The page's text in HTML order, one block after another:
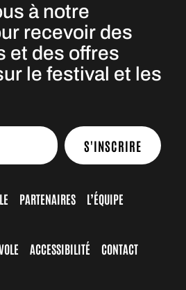
à notre
recevoir des
et des offres
le festival et les
S'INSCRIRE
PARTENAIRES L’ÉQUIPE
ACCESSIBILITÉ CONTACT